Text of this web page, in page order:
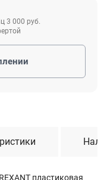
3 000 руб.
пластиковая